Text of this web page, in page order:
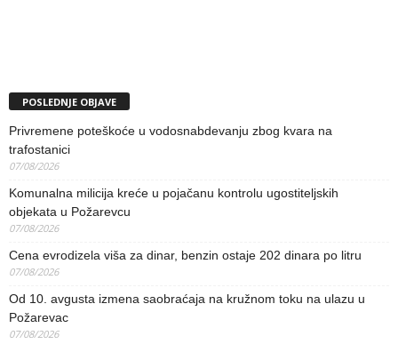
POSLEDNJE OBJAVE
Privremene poteškoće u vodosnabdevanju zbog kvara na
trafostanici
07/08/2026
Komunalna milicija kreće u pojačanu kontrolu ugostiteljskih
objekata u Požarevcu
07/08/2026
Cena evrodizela viša za dinar, benzin ostaje 202 dinara po litru
07/08/2026
Od 10. avgusta izmena saobraćaja na kružnom toku na ulazu u
Požarevac
07/08/2026